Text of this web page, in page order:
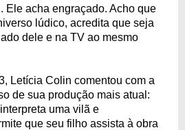
Ele acha engraçado. Acho que
lúdico, acredita que seja
dele e na TV ao mesmo
Letícia Colin comentou com a
de sua produção mais atual:
uma vilã e
que seu filho assista à obra